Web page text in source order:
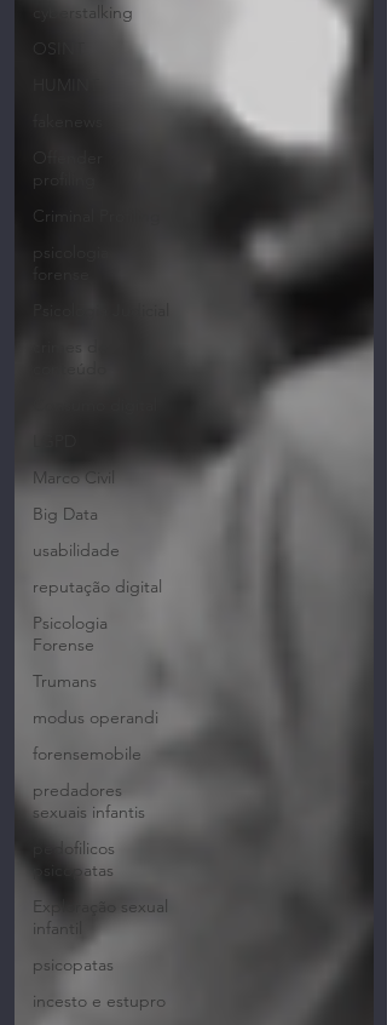
cyberstalking
OSINT
profiling
Criminal Profiling
psicologia
conteúdo
Marco Civil
Big Data
usabilidade
reputação digital
Psicologia
Forense
Trumans
modus operandi
forensemobile
predadores
sexuais infantis
pedofilicos
psicopatas
Exploração sexual
infantil
psicopatas
incesto e estupro